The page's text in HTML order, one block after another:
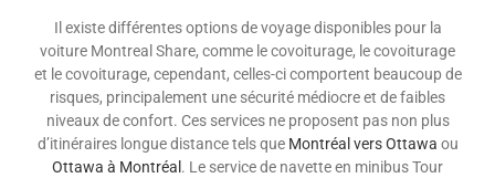
Il existe différentes options de voyage disponibles pour la
voiture Montreal Share, comme le covoiturage, le covoiturage
et le covoiturage, cependant, celles-ci comportent beaucoup de
risques, principalement une sécurité médiocre et de faibles
niveaux de confort. Ces services ne proposent pas non plus
d’itinéraires longue distance tels que Montréal vers Ottawa ou
Ottawa à Montréal . Le service de navette en minibus Tour